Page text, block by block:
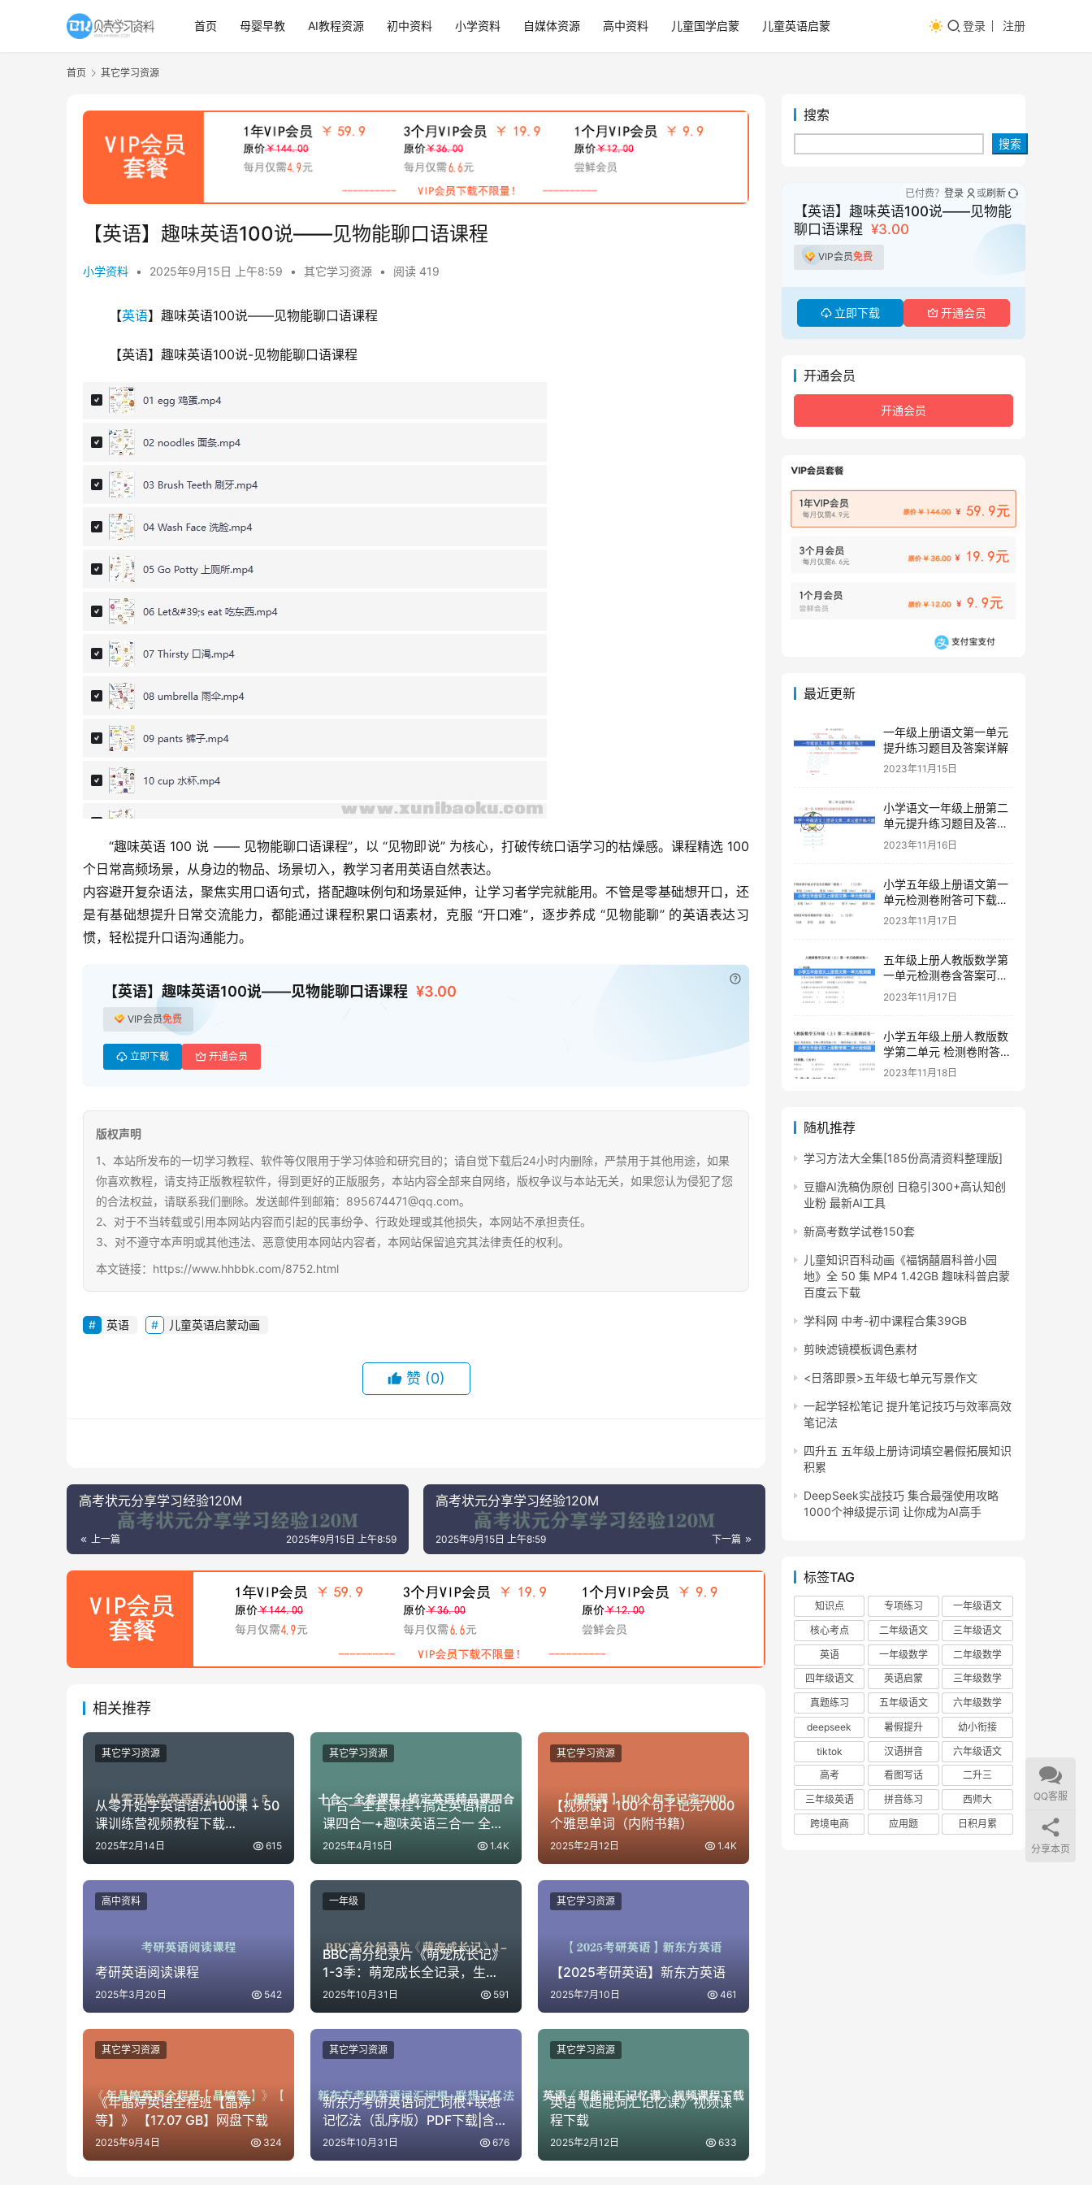
首页 母婴早教 AI教程资源 初中资料 小学资料 自媒体资源 高中资料 儿童国学启蒙 儿童英语启蒙 登录 注册
首页 其它学习资源
【英语】趣味英语100说——见物能聊口语课程
小学资料 • 2025年9月15日 上午8:59 • 其它学习资源 • 阅读 419
【英语】趣味英语100说——见物能聊口语课程
【英语】趣味英语100说-见物能聊口语课程
“趣味英语 100 说 —— 见物能聊口语课程”，以 “见物即说” 为核心，打破传统口语学习的枯燥感。课程精选 100
个日常高频场景，从身边的物品、场景切入，教学习者用英语自然表达。
内容避开复杂语法，聚焦实用口语句式，搭配趣味例句和场景延伸，让学习者学完就能用。不管是零基础想开口，还
是有基础想提升日常交流能力，都能通过课程积累口语素材，克服 “开口难”，逐步养成 “见物能聊” 的英语表达习
惯，轻松提升口语沟通能力。
【英语】趣味英语100说——见物能聊口语课程 ¥3.00
VIP会员免费
立即下载 开通会员
登录 或刷新
版权声明
1、本站所发布的一切学习教程、软件等仅限用于学习体验和研究目的；请自觉下载后24小时内删除，严禁用于其他用途，如果
你喜欢教程，请支持正版教程软件，得到更好的正版服务，本站内容全部来自网络，版权争议与本站无关，如果您认为侵犯了您
的合法权益，请联系我们删除。发送邮件到邮箱：895674471@qq.com。
2、对于不当转载或引用本网站内容而引起的民事纷争、行政处理或其他损失，本网站不承担责任。
3、对不遵守本声明或其他违法、恶意使用本网站内容者，本网站保留追究其法律责任的权利。
本文链接：https://www.hhbbk.com/8752.html
英语 儿童英语启蒙动画
赞 (0)
高考状元分享学习经验120M
上一篇 2025年9月15日 上午8:59
高考状元分享学习经验120M
下一篇
2025年9月15日 上午8:59
相关推荐
从零开始学英语语法100课 + 50
课训练营视频教程下载
【31.8GB】
2025年2月14日 615
其它学习资源
十合一全套课程+搞定英语精品
课四合一+趣味英语三合一 全套
视频课程及配套电子版资料
2025年4月15日 1.4K
其它学习资源
【视频课】100个句子记完7000
个雅思单词（内附书籍）
2025年2月12日 1.4K
其它学习资源
考研英语阅读课程
2025年3月20日 542
高中资料
BBC高分纪录片《萌宠成长记》
1-3季：萌宠成长全记录，生命
教育启蒙必备
2025年10月31日 591
一年级
【2025考研英语】新东方英语
2025年7月10日 461
其它学习资源
《年晶婷英语全程班【晶婷
等】》 【17.07 GB】网盘下载
2025年9月4日 324
其它学习资源
新东方考研英语词汇词根+联想
记忆法（乱序版）PDF下载|含配
套录音
2025年10月31日 676
其它学习资源
英语《超能词汇记忆课》视频课
程下载
2025年2月12日 633
其它学习资源
搜索
搜索
【英语】趣味英语100说——见物能
聊口语课程 ¥3.00
VIP会员免费
立即下载 开通会员
已付费？ 登录 或刷新
开通会员
开通会员
最近更新
一年级上册语文第一单元
提升练习题目及答案详解
2023年11月15日
小学语文一年级上册第二
单元提升练习题目及答案
下载
2023年11月16日
小学五年级上册语文第一
单元检测卷附答可下载打
印
2023年11月17日
五年级上册人教版数学第
一单元检测卷含答案可下
载打印
2023年11月17日
小学五年级上册人教版数
学第二单元 检测卷附答案
下载
2023年11月18日
随机推荐
学习方法大全集[185份高清资料整理版]
豆瓣AI洗稿伪原创 日稳引300+高认知创
业粉 最新AI工具
新高考数学试卷150套
儿童知识百科动画《福锅囍眉科普小园
地》全 50 集 MP4 1.42GB 趣味科普启蒙
百度云下载
学科网 中考-初中课程合集39GB
剪映滤镜模板调色素材
<日落即景>五年级七单元写景作文
一起学轻松笔记 提升笔记技巧与效率高效
笔记法
四升五 五年级上册诗词填空暑假拓展知识
积累
DeepSeek实战技巧 集合最强使用攻略
1000个神级提示词 让你成为AI高手
标签TAG
知识点 专项练习
一年级语文
核心考点
二年级语文
三年级语文
英语
一年级数学
二年级数学
四年级语文
英语启蒙
三年级数学
真题练习
五年级语文
六年级数学
deepseek
暑假提升
幼小衔接
tiktok
汉语拼音
六年级语文
高考
看图写话
二升三
三年级英语
拼音练习
西师大
跨境电商
应用题 日积月累
QQ客服
分享本页